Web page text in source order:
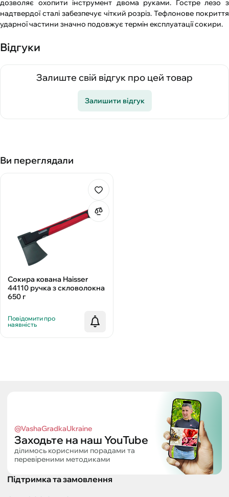
дозволяє охопити інструмент двома руками. Гостре лезо з
надтвердої сталі забезпечує чіткий розріз. Тефлонове покриття
ударної частини значно подовжує термін експлуатації сокири.
Відгуки
Залиште свій відгук про цей товар
Залишити відгук
Ви переглядали
Сокира кована Haisser
44110 ручка з скловолокна
650 г
Повідомити про
наявність
@VashaGradkaUkraine
Заходьте на наш YouTube
ділимось корисними порадами та
перевіреними методиками
Підтримка та замовлення